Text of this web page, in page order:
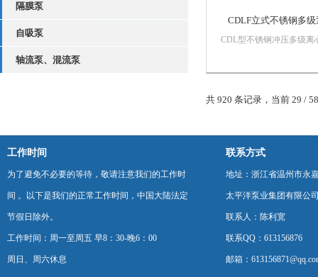
隔膜泵
自吸泵
轴流泵、混流泵
CDLF立式不锈钢多级
CDL型不锈钢冲压多级离
先进制泵技术制造而成,
共 920 条记录，当前 29 /
工作时间
为了避免不必要的等待，敬请注意我们的工作时
间 。以下是我们的正常工作时间，中国大陆法定
节假日除外。
工作时间：周一至周五 早8：30-晚6：00
周日、周六休息
联系方式
地址：浙江省温州市永
太平洋泵业集团有限公
联系人：陈利宽
联系QQ：613156876
邮箱：